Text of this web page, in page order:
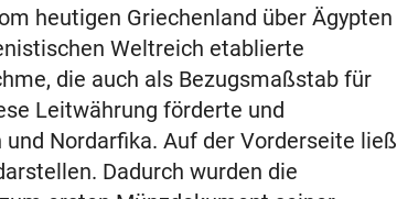
heutigen Griechenland über Ägypten
Weltreich etablierte
die auch als Bezugsmaßstab für
Leitwährung förderte und
Nordarfika. Auf der Vorderseite ließ
Dadurch wurden die